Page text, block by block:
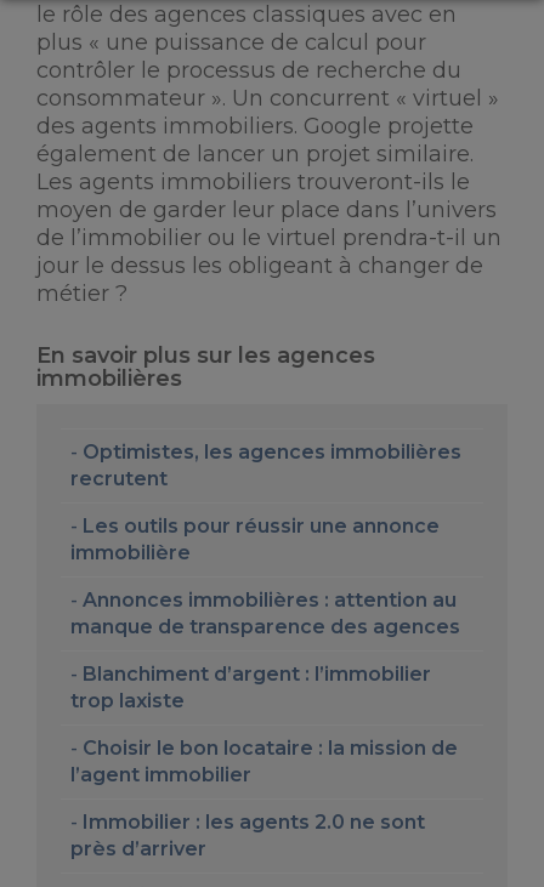
le rôle des agences classiques avec en
plus « une puissance de calcul pour
contrôler le processus de recherche du
consommateur ». Un concurrent « virtuel »
des agents immobiliers. Google projette
également de lancer un projet similaire.
Les agents immobiliers trouveront-ils le
moyen de garder leur place dans l’univers
de l’immobilier ou le virtuel prendra-t-il un
jour le dessus les obligeant à changer de
métier ?
En savoir plus sur les agences
immobilières
Optimistes, les agences immobilières
recrutent
Les outils pour réussir une annonce
immobilière
Annonces immobilières : attention au
manque de transparence des agences
Blanchiment d’argent : l’immobilier
trop laxiste
Choisir le bon locataire : la mission de
l’agent immobilier
Immobilier : les agents 2.0 ne sont
près d’arriver